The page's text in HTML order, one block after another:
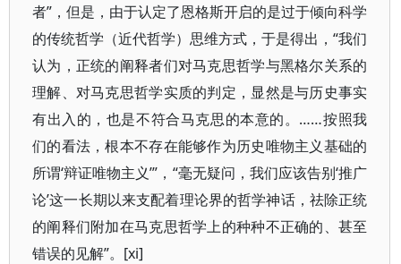
者”，但是，由于认定了恩格斯开启的是过于倾向科学
的传统哲学（近代哲学）思维方式，于是得出，“我们
认为，正统的阐释者们对马克思哲学与黑格尔关系的
理解、对马克思哲学实质的判定，显然是与历史事实
有出入的，也是不符合马克思的本意的。……按照我
们的看法，根本不存在能够作为历史唯物主义基础的
所谓‘辩证唯物主义’”，“毫无疑问，我们应该告别‘推广
论’这一长期以来支配着理论界的哲学神话，祛除正统
的阐释们附加在马克思哲学上的种种不正确的、甚至
错误的见解”。[xi]